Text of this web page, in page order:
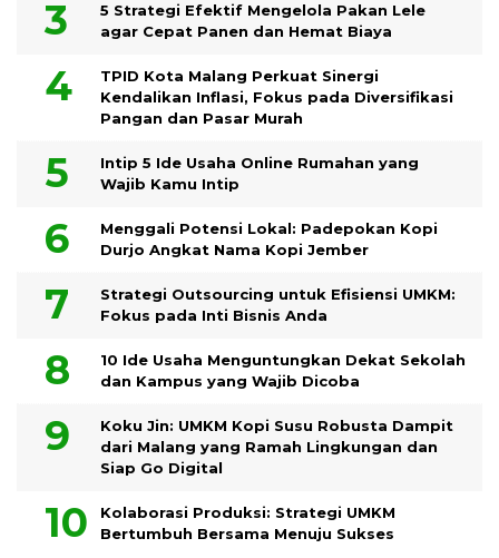
5 Strategi Efektif Mengelola Pakan Lele
agar Cepat Panen dan Hemat Biaya
TPID Kota Malang Perkuat Sinergi
Kendalikan Inflasi, Fokus pada Diversifikasi
Pangan dan Pasar Murah
Intip 5 Ide Usaha Online Rumahan yang
Wajib Kamu Intip
Menggali Potensi Lokal: Padepokan Kopi
Durjo Angkat Nama Kopi Jember
Strategi Outsourcing untuk Efisiensi UMKM:
Fokus pada Inti Bisnis Anda
10 Ide Usaha Menguntungkan Dekat Sekolah
dan Kampus yang Wajib Dicoba
Koku Jin: UMKM Kopi Susu Robusta Dampit
dari Malang yang Ramah Lingkungan dan
Siap Go Digital
Kolaborasi Produksi: Strategi UMKM
Bertumbuh Bersama Menuju Sukses